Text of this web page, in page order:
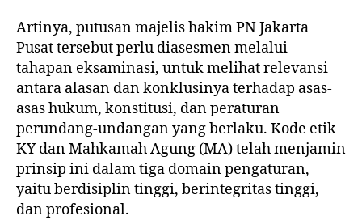
Artinya, putusan majelis hakim PN Jakarta
Pusat tersebut perlu diasesmen melalui
tahapan eksaminasi, untuk melihat relevansi
antara alasan dan konklusinya terhadap asas-
asas hukum, konstitusi, dan peraturan
perundang-undangan yang berlaku. Kode etik
KY dan Mahkamah Agung (MA) telah menjamin
prinsip ini dalam tiga domain pengaturan,
yaitu berdisiplin tinggi, berintegritas tinggi,
dan profesional.